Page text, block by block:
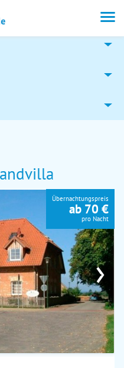
›
Übernachtungspreis
ab 70 €
pro Nacht